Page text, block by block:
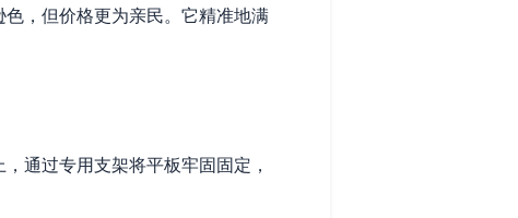
，但价格更为亲民。它精准地满
通过专用支架将平板牢固固定，